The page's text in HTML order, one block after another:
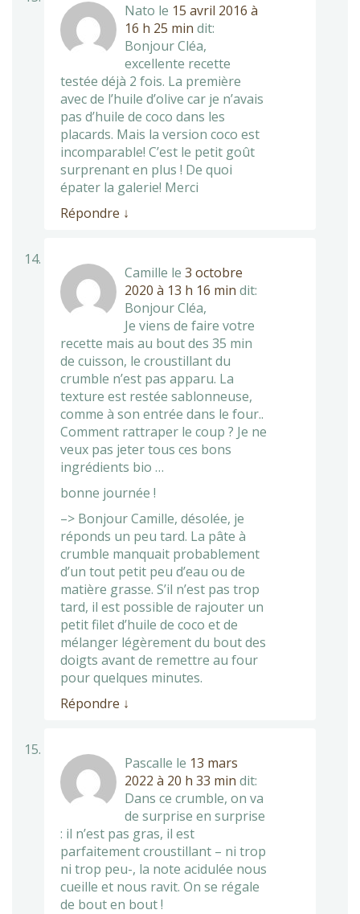
Nato le 15 avril 2016 à
16 h 25 min dit:
Bonjour Cléa,
excellente recette
testée déjà 2 fois. La première
avec de l’huile d’olive car je n’avais
pas d’huile de coco dans les
placards. Mais la version coco est
incomparable! C’est le petit goût
surprenant en plus ! De quoi
épater la galerie! Merci
Répondre ↓
Camille le 3 octobre
2020 à 13 h 16 min dit:
Bonjour Cléa,
Je viens de faire votre
recette mais au bout des 35 min
de cuisson, le croustillant du
crumble n’est pas apparu. La
texture est restée sablonneuse,
comme à son entrée dans le four..
Comment rattraper le coup ? Je ne
veux pas jeter tous ces bons
ingrédients bio …
bonne journée !
–> Bonjour Camille, désolée, je
réponds un peu tard. La pâte à
crumble manquait probablement
d’un tout petit peu d’eau ou de
matière grasse. S’il n’est pas trop
tard, il est possible de rajouter un
petit filet d’huile de coco et de
mélanger légèrement du bout des
doigts avant de remettre au four
pour quelques minutes.
Répondre ↓
Pascalle le 13 mars
2022 à 20 h 33 min dit:
Dans ce crumble, on va
de surprise en surprise
: il n’est pas gras, il est
parfaitement croustillant – ni trop
ni trop peu-, la note acidulée nous
cueille et nous ravit. On se régale
de bout en bout !